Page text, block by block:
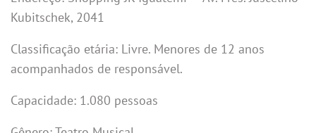
Kubitschek, 2041
Classificação etária: Livre. Menores de 12 anos
acompanhados de responsável.
Capacidade: 1.080 pessoas